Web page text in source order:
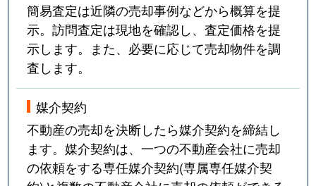
簡易査定は近隣の売却事例などから概算を提
示。訪問査定は現地を確認し、査定価格を提
示します。また、必要に応じて売却物件を調
査します。
媒介契約
不動産の売却を決断したら媒介契約を締結し
ます。媒介契約は、一つの不動産会社に売却
の依頼をする専任媒介契約(専属専任媒介契